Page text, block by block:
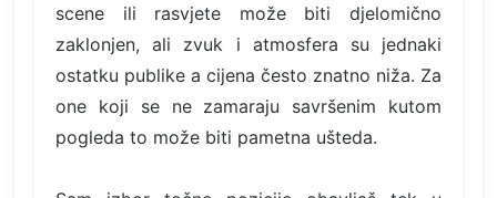
scene ili rasvjete može biti djelomično
zaklonjen, ali zvuk i atmosfera su jednaki
ostatku publike a cijena često znatno niža. Za
one koji se ne zamaraju savršenim kutom
pogleda to može biti pametna ušteda.